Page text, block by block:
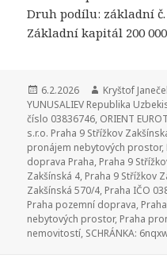
Druh podílu: základní č.
Základní kapitál 200
Publikováno:
6.2.2026 Autor:
Kryštof
YUNUSALIEV Republika
číslo 03836746, ORIENT
s.r.o. Praha 9 Střížkov
pronájem nebytových prostor,
doprava Praha, Praha 9
Zakšínská 4, Praha 9 Střížkov
Zakšínská 570/4, Praha IČO
Praha pozemní doprava,
nebytových prostor, Praha
nemovitostí, SCHRÁNKA: